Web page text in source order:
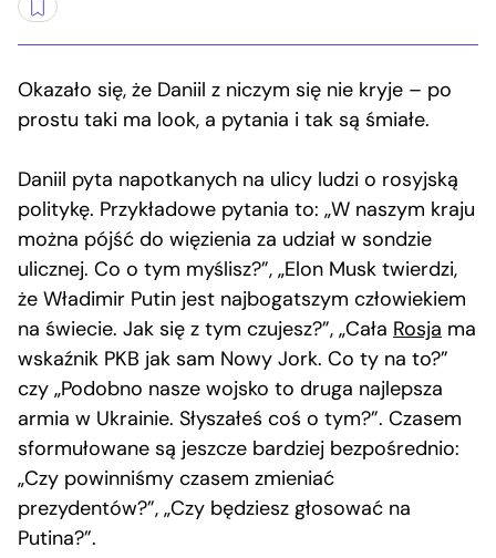
Okazało się, że Daniil z niczym się nie kryje – po
prostu taki ma look, a pytania i tak są śmiałe.
Daniil pyta napotkanych na ulicy ludzi o rosyjską
politykę. Przykładowe pytania to: „W naszym kraju
można pójść do więzienia za udział w sondzie
ulicznej. Co o tym myślisz?”, „Elon Musk twierdzi,
że Władimir Putin jest najbogatszym człowiekiem
na świecie. Jak się z tym czujesz?”, „Cała Rosja ma
wskaźnik PKB jak sam Nowy Jork. Co ty na to?”
czy „Podobno nasze wojsko to druga najlepsza
armia w Ukrainie. Słyszałeś coś o tym?”. Czasem
sformułowane są jeszcze bardziej bezpośrednio:
„Czy powinniśmy czasem zmieniać
prezydentów?”, „Czy będziesz głosować na
Putina?”.